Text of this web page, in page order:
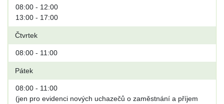
08:00 - 12:00
13:00 - 17:00
Čtvrtek
08:00 - 11:00
Pátek
08:00 - 11:00
(jen pro evidenci nových uchazečů o zaměstnání a příjem